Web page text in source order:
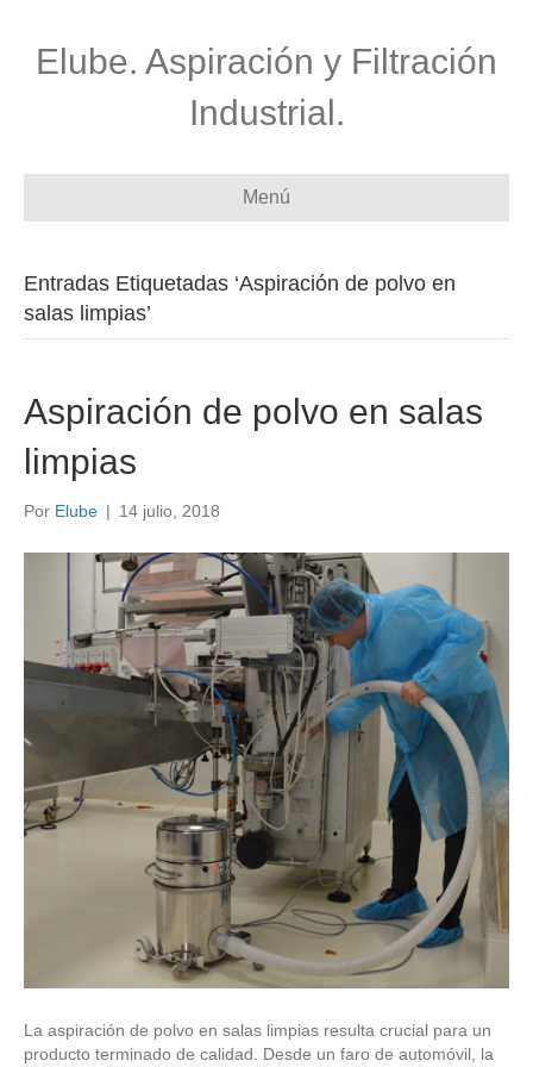
Elube. Aspiración y Filtración
Industrial.
Menú
Entradas Etiquetadas ‘Aspiración de polvo en
salas limpias’
Aspiración de polvo en salas
limpias
Por Elube | 14 julio, 2018
La aspiración de polvo en salas limpias resulta crucial para un
producto terminado de calidad. Desde un faro de automóvil, la